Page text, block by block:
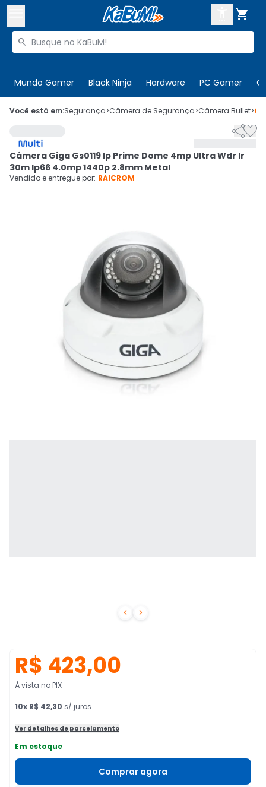

Buscar produtos

Mundo Gamer Black Ninja Hardware PC Gamer
 Olá. Acesse sua conta
Cupons
CADASTRE-SE
Você está em:Segurança>Câmera de Segurança>Câmera Bullet>
 

Câmera Giga Gs0119 Ip Prime Dome 4mp Ultra Wdr Ir
30m Ip66 4.0mp 1440p 2.8mm Metal
Vendido e entregue por: RAICROM
R$ 423,00
À vista no PIX
10x R$ 42,30 s/ juros
Ver detalhes de parcelamento
Em estoque
Comprar agora